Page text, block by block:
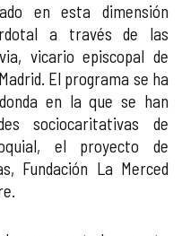
en esta dimensión
a través de las
vicario episcopal de
El programa se ha
en la que se han
sociocaritativas de
el proyecto de
Fundación La Merced